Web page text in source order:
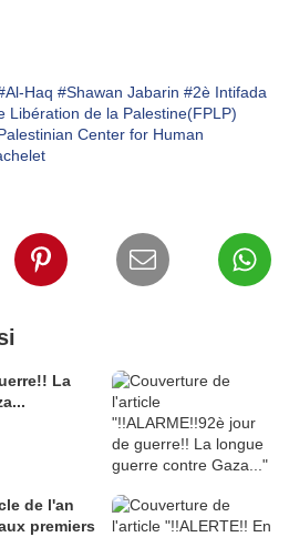
Haq #Shawan Jabarin #2è Intifada
Libération de la Palestine(FPLP)
Center for Human
La
de l'an
premiers